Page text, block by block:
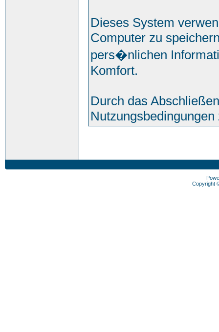
Dieses System
Computer zu
pers�nlichen
Komfort.
Durch das
Nutzungsbedingungen
Copyright